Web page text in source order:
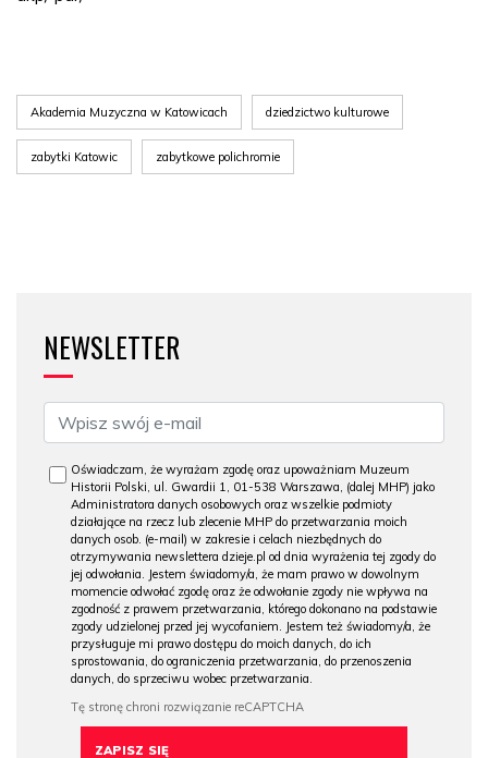
Akademia Muzyczna w Katowicach dziedzictwo kulturowe
zabytki Katowic zabytkowe polichromie
NEWSLETTER
Oświadczam, że wyrażam zgodę oraz upoważniam Muzeum
Historii Polski, ul. Gwardii 1, 01-538 Warszawa, (dalej MHP) jako
Administratora danych osobowych oraz wszelkie podmioty
działające na rzecz lub zlecenie MHP do przetwarzania moich
danych osob. (e-mail) w zakresie i celach niezbędnych do
otrzymywania newslettera dzieje.pl od dnia wyrażenia tej zgody do
jej odwołania. Jestem świadomy/a, że mam prawo w dowolnym
momencie odwołać zgodę oraz że odwołanie zgody nie wpływa na
zgodność z prawem przetwarzania, którego dokonano na podstawie
zgody udzielonej przed jej wycofaniem. Jestem też świadomy/a, że
przysługuje mi prawo dostępu do moich danych, do ich
sprostowania, do ograniczenia przetwarzania, do przenoszenia
danych, do sprzeciwu wobec przetwarzania.